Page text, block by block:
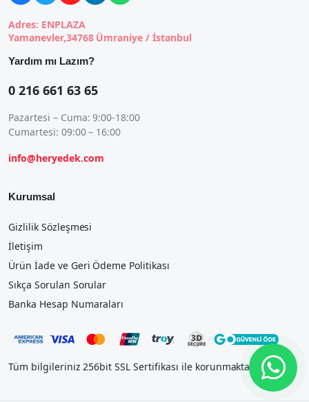
Adres: ENPLAZA
Yamanevler,34768 Ümraniye / İstanbul
Yardım mı Lazım?
0 216 661 63 65
Pazartesi – Cuma: 9:00-18:00
Cumartesi: 09:00 – 16:00
info@heryedek.com
Kurumsal
Gizlilik Sözleşmesi
İletişim
Ürün İade ve Geri Ödeme Politikası
Sıkça Sorulan Sorular
Banka Hesap Numaraları
Tüm bilgileriniz 256bit SSL Sertifikası ile korunmaktadır.